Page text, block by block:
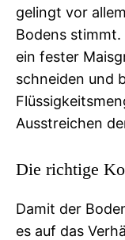
gelingt vor
Bodens
ein fester
schneiden und
Ausstreichen
Die richtige
Damit der
es auf das